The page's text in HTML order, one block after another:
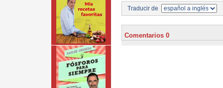
Traducir de
Comentarios 0